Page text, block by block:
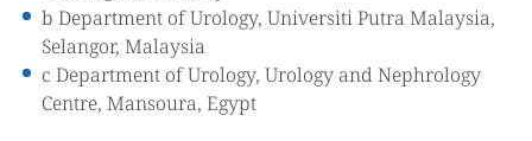
b Department of Urology, Universiti Putra Malaysia,
Selangor, Malaysia
c Department of Urology, Urology and Nephrology
Centre, Mansoura, Egypt